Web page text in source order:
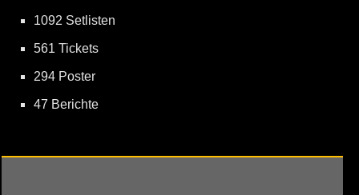
1092 Setlisten
561 Tickets
294 Poster
47 Berichte